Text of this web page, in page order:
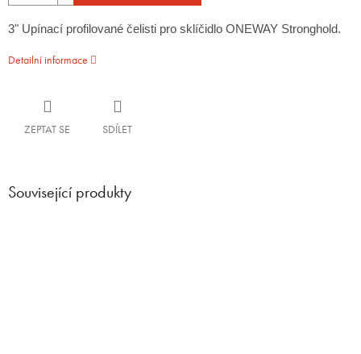
3" Upínací profilované čelisti pro sklíčidlo ONEWAY Stronghold.
Detailní informace
ZEPTAT SE SDÍLET
Související produkty